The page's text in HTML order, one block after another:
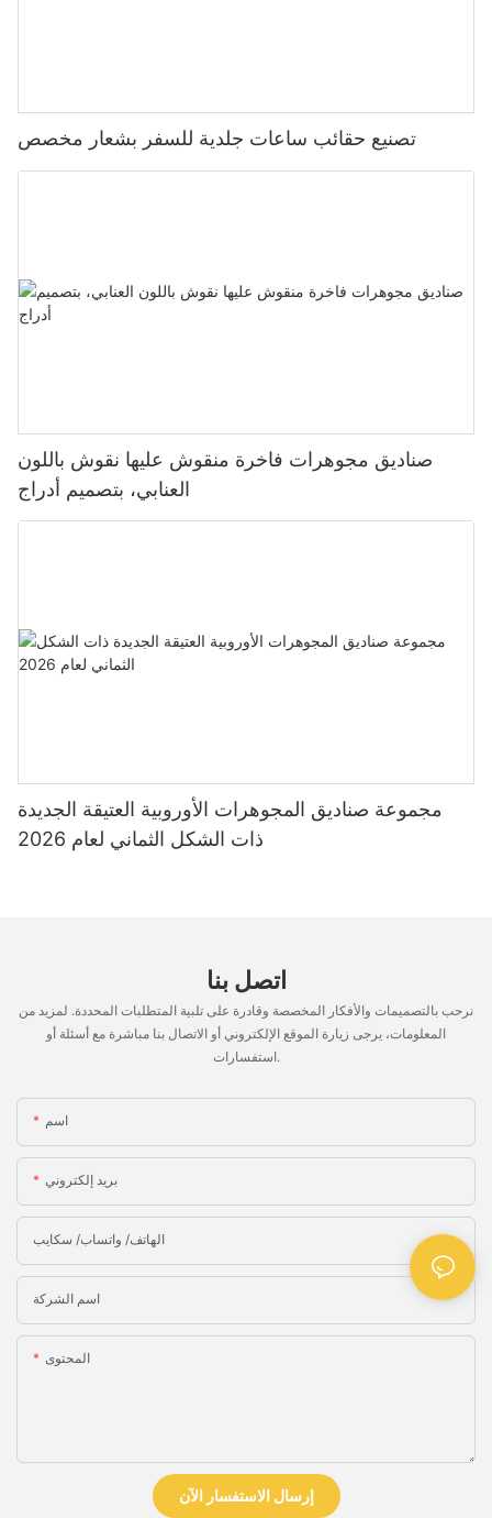
تصنيع حقائب ساعات جلدية للسفر بشعار مخصص
صناديق مجوهرات فاخرة منقوش عليها نقوش باللون
العنابي، بتصميم أدراج
مجموعة صناديق المجوهرات الأوروبية العتيقة الجديدة
ذات الشكل الثماني لعام 2026
اتصل بنا
نرحب بالتصميمات والأفكار المخصصة وقادرة على تلبية المتطلبات المحددة. لمزيد من
المعلومات، يرجى زيارة الموقع الإلكتروني أو الاتصال بنا مباشرة مع أسئلة أو
استفسارات.
اسم
بريد إلكتروني
الهاتف/ واتساب/ سكايب
اسم الشركة
المحتوى
إرسال الاستفسار الآن